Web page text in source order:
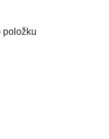
položku